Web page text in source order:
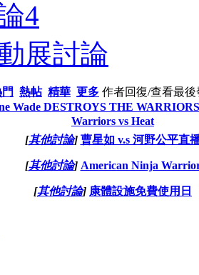
4
展討論
熱帖 精華 更多 作者回復/查看最後
Wade DESTROYS THE
Warriors vs Heat
[其他討論] 曹星如 v.s 河野公平直
[其他討論] American Ninja
[其他討論] 康體設施免費使用日